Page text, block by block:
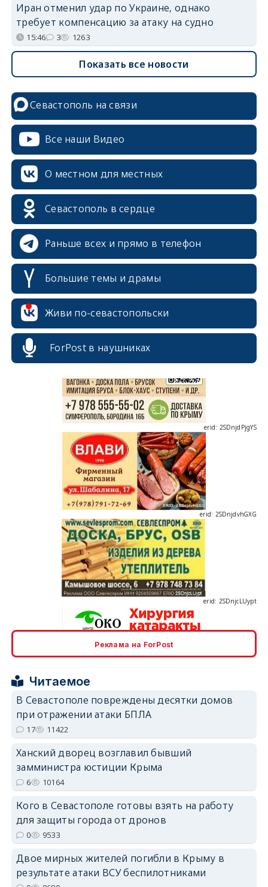
Иран отменил удар по Украине, однако
требует компенсацию за атаку на судно
15:46 3 1263
Показать все новости
Севастополь на связи
Все наши Видео
О местном для местных
Севастополь в сердце
Раньше всех и прямо в телефон
Большие темы и драмы
Живи по-севастопольски
ForPost в наушниках
erid: 2SDnjdvhGXG
erid: 2SDnjcrDNw6
erid: 2SDnjdPjgYS
Реклама на ForPost
Читаемое
В Севастополе повреждены десятки домов
при отражении атаки БПЛА
17 11422
Ханский дворец возглавил бывший
замминистра юстиции Крыма
6 10164
Кого в Севастополе готовы взять на работу
для защиты города от дронов
0 9533
Двое мирных жителей погибли в Крыму в
результате атаки ВСУ беспилотниками